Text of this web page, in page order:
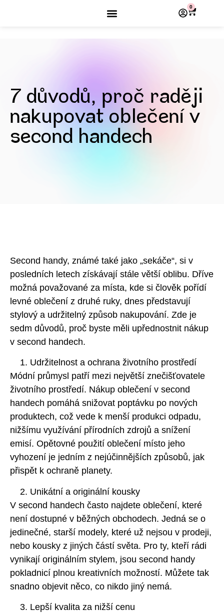
0
7 důvodů, proč raději
nakupovat oblečení v
second handech
Second handy, známé také jako „sekáče“, si v
posledních letech získávají stále větší oblibu. Dříve
možná považované za místa, kde si člověk pořídí
levné oblečení z druhé ruky, dnes představují
stylový a udržitelný způsob nakupování. Zde je
sedm důvodů, proč byste měli upřednostnit nákup
v second handech.
Udržitelnost a ochrana životního prostředí
Módní průmysl patří mezi největší znečišťovatele
životního prostředí. Nákup oblečení v second
handech pomáhá snižovat poptávku po nových
produktech, což vede k menší produkci odpadu,
nižšímu využívání přírodních zdrojů a snížení
emisí. Opětovné použití oblečení místo jeho
vyhození je jedním z nejúčinnějších způsobů, jak
přispět k ochraně planety.
Unikátní a originální kousky
V second handech často najdete oblečení, které
není dostupné v běžných obchodech. Jedná se o
jedinečné, starší modely, které už nejsou v prodeji,
nebo kousky z jiných částí světa. Pro ty, kteří rádi
vynikají originálním stylem, jsou second handy
pokladnicí plnou kreativních možností. Můžete tak
snadno objevit něco, co nikdo jiný nemá.
Lepší kvalita za nižší cenu